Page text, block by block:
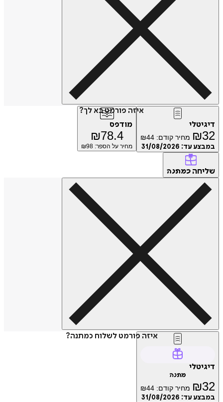
איזה פורמט בא לך?
דיגיטלי
₪32 מחיר קודם: ₪44
במבצע עד: 31/08/2026
מודפס
₪78.4
מחיר על הספר: ₪ 98
שליחה כמתנה
איזה פורמט לשלוח כמתנה?
דיגיטלי
מתנה
₪32 מחיר קודם: ₪44
במבצע עד: 31/08/2026